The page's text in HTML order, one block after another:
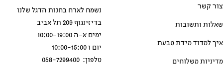
צור קשר
שאלות ותשובות
איך למדוד מידת טבעת
מדיניות משלוחים
נשמח לארח בחנות הדגל שלנו
בדיזינגוף 209 תל אביב
ימים א-ה 10:00-19:00
יום ו 10:00-15:00
טלפון: 058-7299400